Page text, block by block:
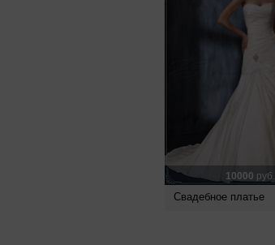
10000 руб.
Свадебное платье